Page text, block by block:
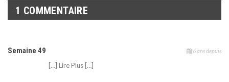
1 COMMENTAIRE
Semaine 49 6 ans depuis
[…] Lire Plus […]